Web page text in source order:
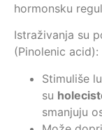
hormonsku
Istraživanja su
(Pinolenic acid):
Stimuliše
su
smanjuju